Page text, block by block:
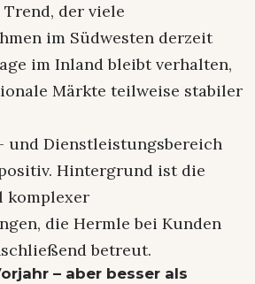
der viele
im Südwesten derzeit
im Inland bleibt verhalten,
Märkte teilweise stabiler
und Dienstleistungsbereich
Hintergrund ist die
komplexer
die Hermle bei Kunden
betreut.
– aber besser als